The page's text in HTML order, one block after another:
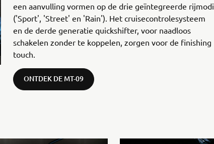
een aanvulling vormen op de drie geïntegreerde rijmodi
('Sport', 'Street' en 'Rain'). Het cruisecontrolesysteem
en de derde generatie quickshifter, voor naadloos
schakelen zonder te koppelen, zorgen voor de finishing
touch.
ONTDEK DE MT-09